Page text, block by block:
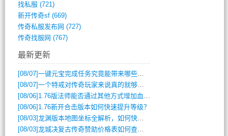
找私服 (721)
新开传奇sf(669)
传奇私服发布网 (727)
传奇找服网 (767)
最新更新
[08/07]一键元宝完成任务究竟能带来哪些超值优势？
[08/07]一个特戒对传奇玩家来说真的就够用了吗？
[08/06] 1.76版法师能否通过其他方式增加血量？
[08/06] 1.76新开合击版本如何快速提升等级？
[08/03]龙渊版本地图坐标全解析，如何快速定位BOSS位置？
[08/03]龙城决复古传奇赞助价格表如何查询？